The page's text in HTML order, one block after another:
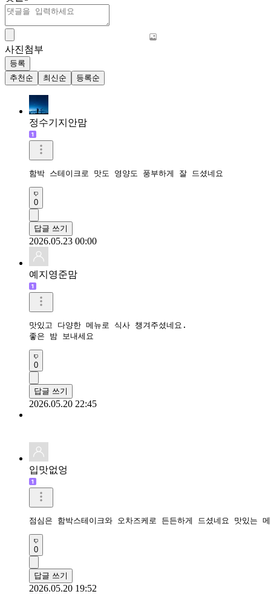
사진첨부
등록
추천순
최신순 등록순
정수기지안맘
함박 스테이크로 맛도 영양도 풍부하게 잘 드셨네요
0
답글 쓰기
2026.05.23 00:00
예지영준맘
맛있고 다양한 메뉴로 식사 챙겨주셨네요.
좋은 밤 보내세요
0
답글 쓰기
2026.05.20 22:45
입맛없엉
점심은 함박스테이크와 오차즈케로 든든하게 드셨네요 맛있는
0
답글 쓰기
2026.05.20 19:52